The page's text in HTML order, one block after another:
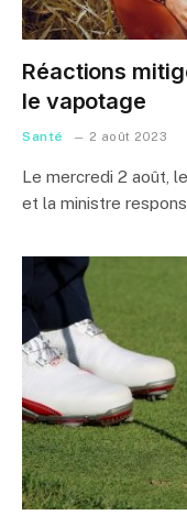
Réactions
le vapotage
Santé 2 août 2023
Le mercredi 2 août,
et la ministre